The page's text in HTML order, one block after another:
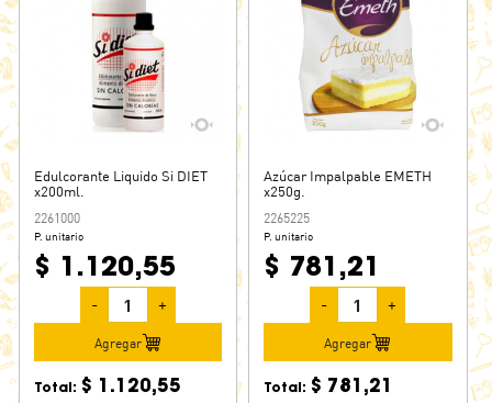
SI DIET
SI LIGHT
Edulcorante Liquido Si DIET
x200ml.
2261000
P. unitario
$ 1.120,55
- +
Agregar
Total: $ 1.120,55
Azúcar Impalpable EMETH
x250g.
2265225
P. unitario
$ 781,21
- +
Agregar
Total: $ 781,21